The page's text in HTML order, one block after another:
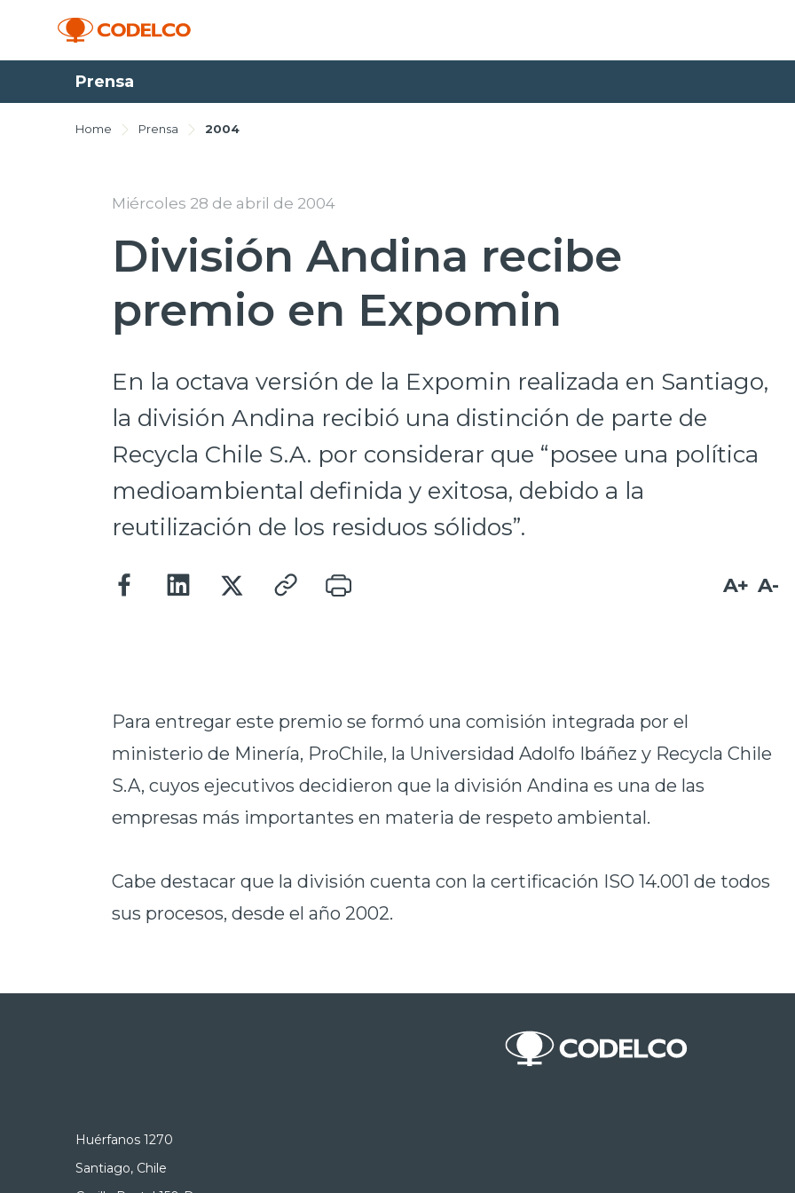
Prensa
Home Prensa 2004
Miércoles 28 de abril de 2004
División Andina recibe
premio en Expomin
En la octava versión de la Expomin realizada en Santiago,
la división Andina recibió una distinción de parte de
Recycla Chile S.A. por considerar que “posee una política
medioambiental definida y exitosa, debido a la
reutilización de los residuos sólidos”.
A+ A-
Para entregar este premio se formó una comisión integrada por el
ministerio de Minería, ProChile, la Universidad Adolfo Ibáñez y Recycla Chile
S.A, cuyos ejecutivos decidieron que la división Andina es una de las
empresas más importantes en materia de respeto ambiental.
Cabe destacar que la división cuenta con la certificación ISO 14.001 de todos
sus procesos, desde el año 2002.
Huérfanos 1270
Santiago, Chile